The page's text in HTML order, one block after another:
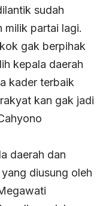
sudah
milik partai lagi.
gak berpihak
kepala daerah
kader terbaik
kan gak jadi
daerah dan
diusung oleh